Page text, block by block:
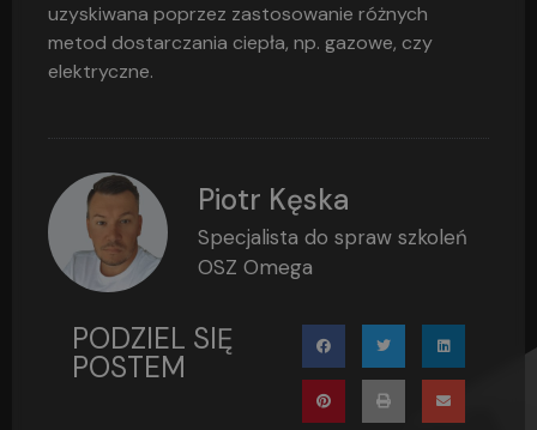
uzyskiwana poprzez zastosowanie różnych
metod dostarczania ciepła, np. gazowe, czy
elektryczne.
Piotr Kęska
Specjalista do spraw szkoleń
OSZ Omega
PODZIEL SIĘ
POSTEM